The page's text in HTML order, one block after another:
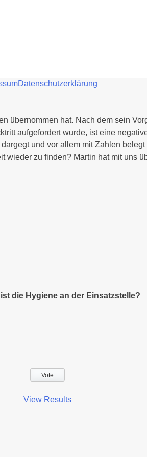
Datenschutzerklärung
übernommen hat. Nach dem sein
aufgefordert wurde, ist eine
und vor allem mit Zahlen
zu finden? Martin hat mit uns
die Hygiene an der Einsatzstelle?
View Results